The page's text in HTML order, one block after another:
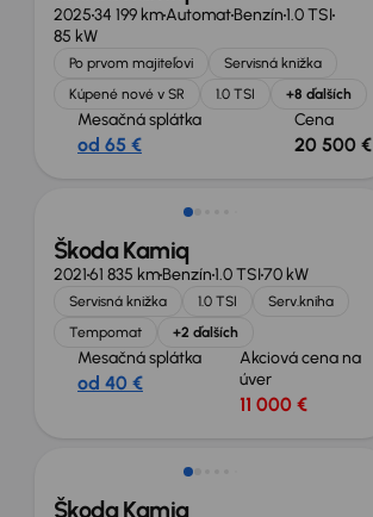
202534 199 kmAutomatBenzín1.0 TSI
85 kW
Po prvom majiteľovi
Servisná knižka
Kúpené nové v SR
1.0 TSI +8 ďalších
Mesačná splátka
od 65 €
Cena
20 500 €
Zlacnené o 3 000 €
Škoda Kamiq
202161 835 kmBenzín1.0 TSI70 kW
Servisná knižka 1.0 TSI
Serv.kniha
Tempomat
+2 ďalších
Mesačná splátka
od 40 €
Akciová cena na
úver
11 000 €
Škoda Kamiq